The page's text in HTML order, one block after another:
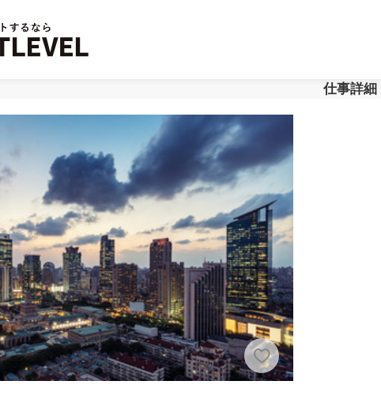
仕事詳細